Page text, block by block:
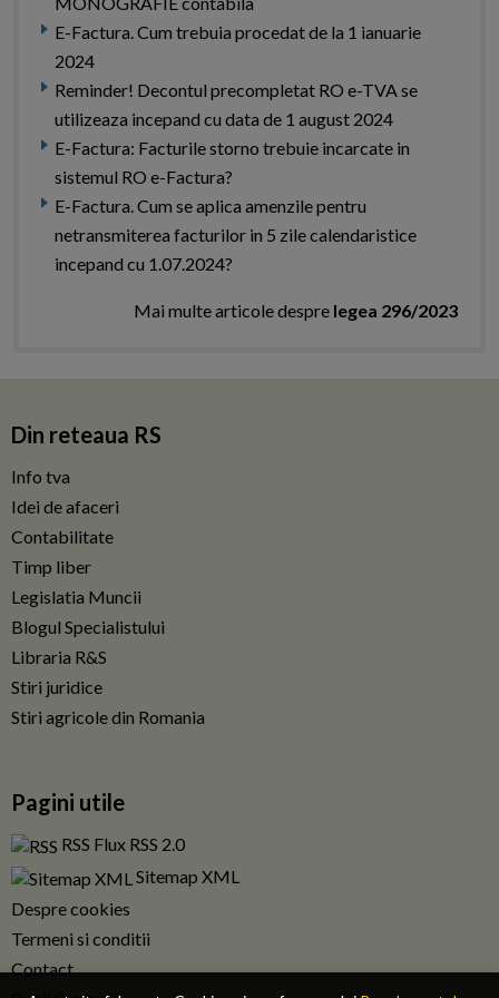
E-Factura. Cum trebuia procedat de la 1 ianuarie
2024
Reminder! Decontul precompletat RO e-TVA se
utilizeaza incepand cu data de 1 august 2024
E-Factura: Facturile storno trebuie incarcate in
sistemul RO e-Factura?
E-Factura. Cum se aplica amenzile pentru
netransmiterea facturilor in 5 zile calendaristice
incepand cu 1.07.2024?
Mai multe articole despre legea 296/2023
Din reteaua RS
Info tva
Idei de afaceri
Contabilitate
Timp liber
Legislatia Muncii
Blogul Specialistului
Libraria R&S
Stiri juridice
Stiri agricole din Romania
Pagini utile
RSS Flux RSS 2.0
Sitemap XML
Despre cookies
Termeni si conditii
Contact